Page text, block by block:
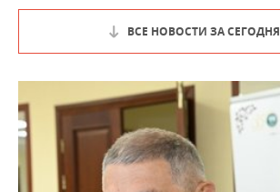
ВСЕ НОВОСТИ ЗА СЕГОДНЯ